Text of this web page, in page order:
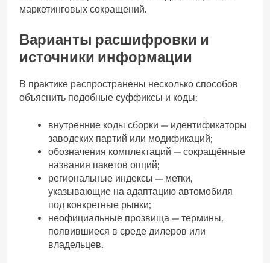
маркетинговых сокращений.
Варианты расшифровки и
источники информации
В практике распространены несколько способов
объяснить подобные суффиксы и коды:
внутренние коды сборки — идентификаторы
заводских партий или модификаций;
обозначения комплектаций — сокращённые
названия пакетов опций;
региональные индексы — метки,
указывающие на адаптацию автомобиля
под конкретные рынки;
неофициальные прозвища — термины,
появившиеся в среде дилеров или
владельцев.